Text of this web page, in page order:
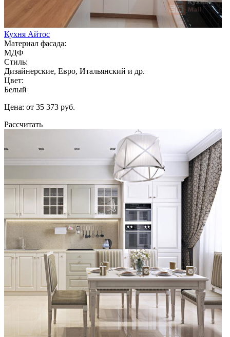
Кухня Айтос
Материал фасада:
МДФ
Стиль:
Дизайнерские, Евро, Итальянский и др.
Цвет:
Белый
Цена: от 35 373 руб.
Рассчитать